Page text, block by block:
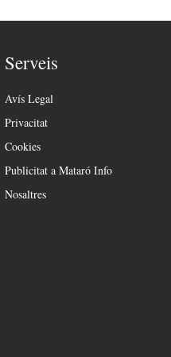
Serveis
Avís Legal
Privacitat
Cookies
Publicitat a Mataró Info
Nosaltres